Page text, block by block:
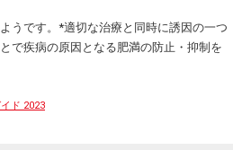
うです。*適切な治療と同時に誘因の一つ
で疾病の原因となる肥満の防止・抑制を
ド 2023